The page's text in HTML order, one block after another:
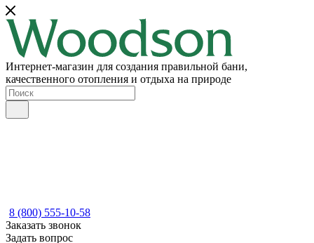
Интернет-магазин для создания правильной бани,
качественного отопления и отдыха на природе
8 (800) 555-10-58
Заказать звонок
Задать вопрос